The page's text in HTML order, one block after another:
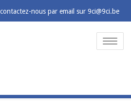
nous par email sur 9ci@9ci.be
Toggle